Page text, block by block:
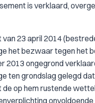
is verklaard,
van 23 april 2014
het bezwaar tegen het
2013 ongegrond
ten grondslag gelegd
de op hem rustende
onvoldoende